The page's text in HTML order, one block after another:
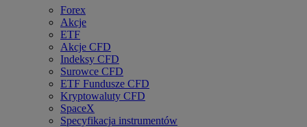
Forex
Akcje
ETF
Akcje CFD
Indeksy CFD
Surowce CFD
ETF Fundusze CFD
Kryptowaluty CFD
SpaceX
Specyfikacja instrumentów